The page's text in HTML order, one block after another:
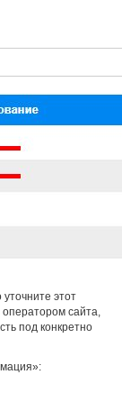
этот
оператором сайта,
под конкретно